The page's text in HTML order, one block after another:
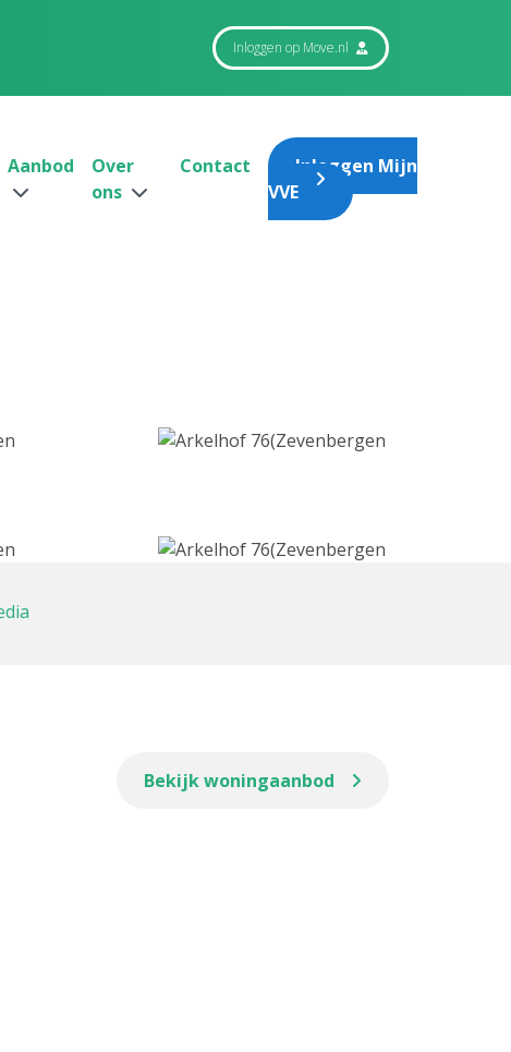
Inloggen op Move.nl
Aanbod
Over
ons
Contact
Inloggen Mijn
VVE
Bekijk woningaanbod